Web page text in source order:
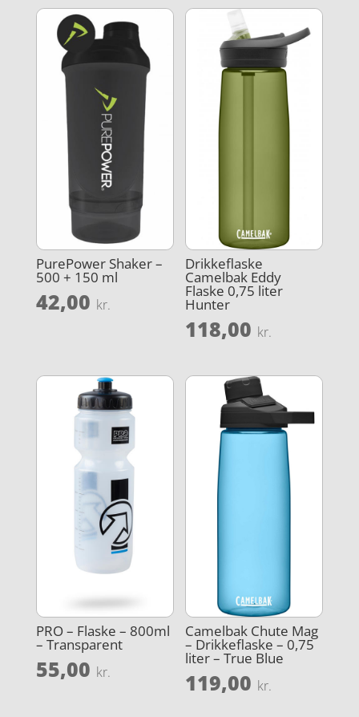
PurePower Shaker –
500 + 150 ml
42,00 kr.
Drikkeflaske
Camelbak Eddy
Flaske 0,75 liter
Hunter
118,00 kr.
PRO – Flaske – 800ml
– Transparent
55,00 kr.
Camelbak Chute Mag
– Drikkeflaske – 0,75
liter – True Blue
119,00 kr.